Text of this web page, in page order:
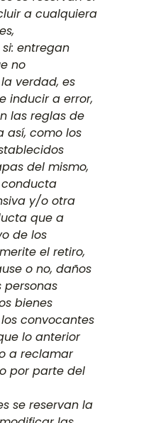
a cualquiera
entregan
no
verdad, es
inducir a error,
las reglas de
así, como los
del mismo,
y/o otra
que a
de los
el retiro,
o no, daños
personas
bienes
convocantes
lo anterior
a reclamar
por parte del
se reservan la